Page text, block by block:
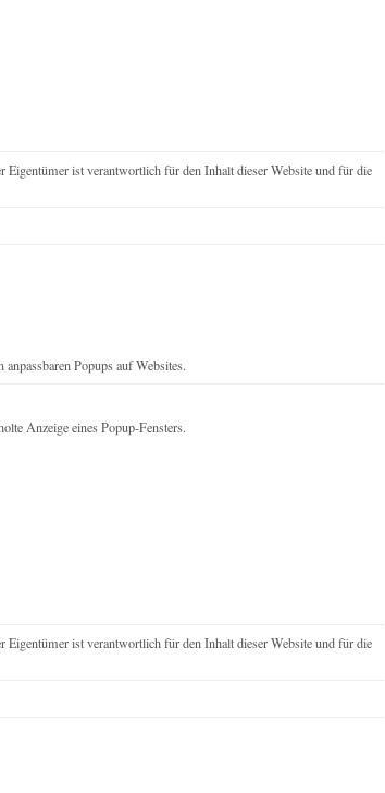
Eigentümer ist verantwortlich für den Inhalt dieser Website und für die
Popups auf Websites.
Anzeige eines Popup-Fensters.
Eigentümer ist verantwortlich für den Inhalt dieser Website und für die